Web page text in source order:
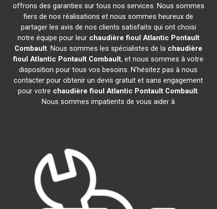
offrons des garanties sur tous nos services. Nous sommes
fiers de nos réalisations et nous sommes heureux de
partager les avis de nos clients satisfaits qui ont choisi
notre équipe pour leur chaudière fioul Atlantic Pontault
Combault. Nous sommes les spécialistes de la chaudière
fioul Atlantic Pontault Combault, et nous sommes à votre
disposition pour tous vos besoins. N'hésitez pas à nous
contacter pour obtenir un devis gratuit et sans engagement
pour votre chaudière fioul Atlantic Pontault Combault.
Nous sommes impatients de vous aider à